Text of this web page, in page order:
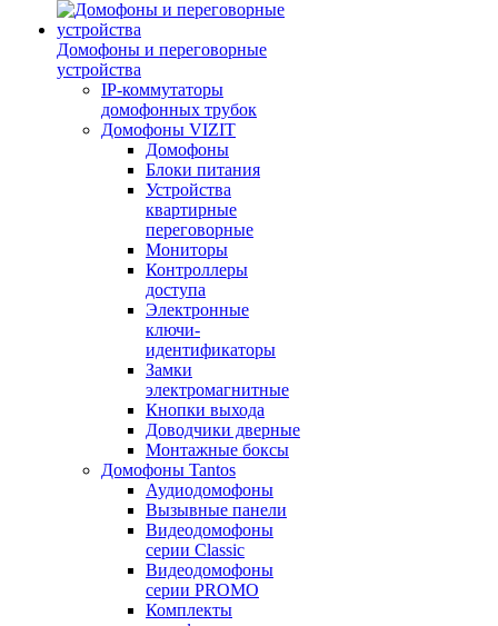
Домофоны и переговорные
устройства
IP-коммутаторы
домофонных трубок
Домофоны VIZIT
Домофоны
Блоки питания
Устройства
квартирные
переговорные
Мониторы
Контроллеры
доступа
Электронные
ключи-
идентификаторы
Замки
электромагнитные
Кнопки выхода
Доводчики дверные
Монтажные боксы
Домофоны Tantos
Аудиодомофоны
Вызывные панели
Видеодомофоны
серии Classic
Видеодомофоны
серии PROMO
Комплекты